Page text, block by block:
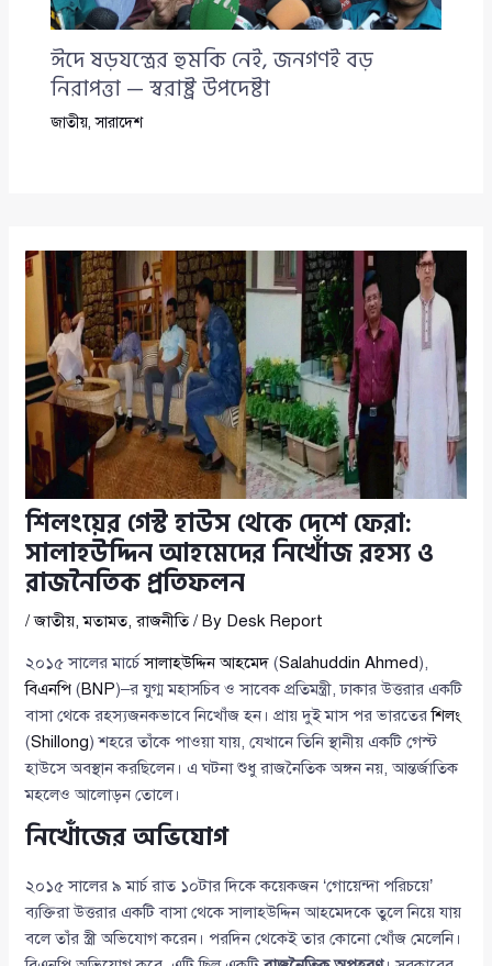
ঈদে ষড়যন্ত্রের হুমকি নেই, জনগণই বড়
নিরাপত্তা — স্বরাষ্ট্র উপদেষ্টা
জাতীয়,সারাদেশ
শিলংয়ের গেস্ট হাউস থেকে দেশে ফেরা:
সালাহউদ্দিন আহমেদের নিখোঁজ রহস্য ও
রাজনৈতিক প্রতিফলন
/জাতীয়,মতামত,রাজনীতি/ By Desk Report
২০১৫ সালের মার্চেসালাহউদ্দিন আহমেদ (Salahuddin Ahmed),
বিএনপি (BNP)–র যুগ্ম মহাসচিব ও সাবেক প্রতিমন্ত্রী, ঢাকার উত্তরার একটি
বাসা থেকে রহস্যজনকভাবে নিখোঁজ হন। প্রায় দুই মাস পর ভারতেরশিলং
(Shillong) শহরে তাঁকে পাওয়া যায়, যেখানে তিনি স্থানীয় একটি গেস্ট
হাউসে অবস্থান করছিলেন। এ ঘটনা শুধু রাজনৈতিক অঙ্গন নয়, আন্তর্জাতিক
মহলেও আলোড়ন তোলে।
নিখোঁজের অভিযোগ
২০১৫ সালের ৯ মার্চ রাত ১০টার দিকে কয়েকজন ‘গোয়েন্দা পরিচয়ে’
ব্যক্তিরা উত্তরার একটি বাসা থেকে সালাহউদ্দিন আহমেদকে তুলে নিয়ে যায়
বলে তাঁর স্ত্রী অভিযোগ করেন। পরদিন থেকেই তার কোনো খোঁজ মেলেনি।